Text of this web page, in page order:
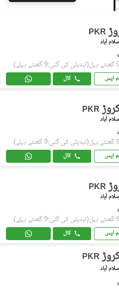
PKR
آباد
(تبدیلی کی گئی:9 گھنٹے پہلے)
ایس کال
PKR
آباد
(تبدیلی کی گئی:9 گھنٹے پہلے)
ایس کال
PKR
آباد
(تبدیلی کی گئی:9 گھنٹے پہلے)
ایس کال
PKR
آباد